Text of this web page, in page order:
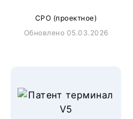
СРО (проектное)
Обновлено 05.03.2026